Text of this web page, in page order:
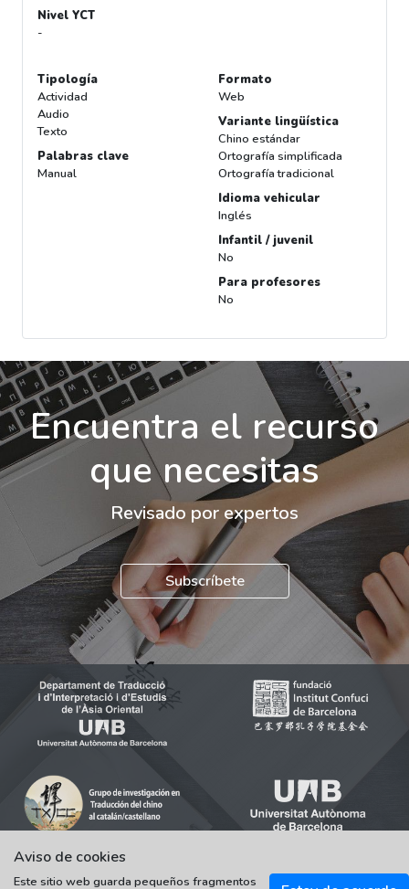
Nivel YCT
-
Tipología
Actividad
Audio
Texto
Palabras clave
Manual
Formato
Web
Variante lingüística
Chino estándar
Ortografía simplificada
Ortografía tradicional
Idioma vehicular
Inglés
Infantil / juvenil
No
Para profesores
No
Encuentra el recurso
que necesitas
Revisado por expertos
Subscríbete
Aviso de cookies
Este sitio web guarda pequeños fragmentos